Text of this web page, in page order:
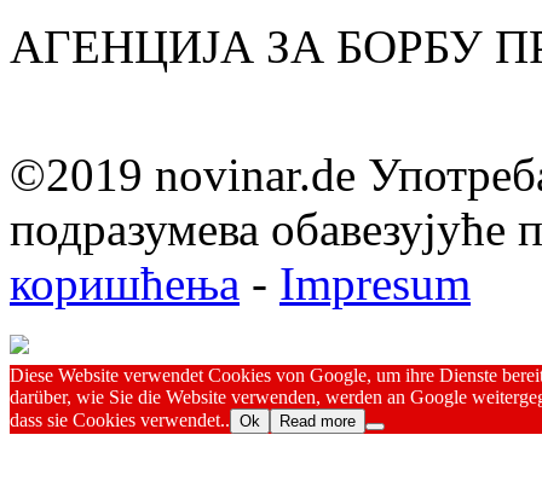
АГЕНЦИЈА ЗА БОРБУ
©2019 novinar.de
подразумева обавезујуће
коришћења - Impresum
Diese Website verwendet Cookies von Google, um ihre Dienste
darüber, wie Sie die Website verwenden, werden an Google
dass sie Cookies verwendet.. Ok Read more